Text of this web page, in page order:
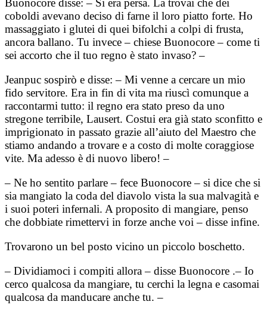
coboldi avevano deciso di farne il loro piatto forte. Ho
massaggiato i glutei di quei bifolchi a colpi di frusta,
ancora ballano. Tu invece – chiese Buonocore – come ti
sei accorto che il tuo regno è stato invaso? –
Jeanpuc sospirò e disse: – Mi venne a cercare un mio
fido servitore. Era in fin di vita ma riuscì comunque a
raccontarmi tutto: il regno era stato preso da uno
stregone terribile, Lausert. Costui era già stato sconfitto e
imprigionato in passato grazie all’aiuto del Maestro che
stiamo andando a trovare e a costo di molte coraggiose
vite. Ma adesso è di nuovo libero! –
– Ne ho sentito parlare – fece Buonocore – si dice che si
sia mangiato la coda del diavolo vista la sua malvagità e
i suoi poteri infernali. A proposito di mangiare, penso
che dobbiate rimettervi in forze anche voi – disse infine.
Trovarono un bel posto vicino un piccolo boschetto.
– Dividiamoci i compiti allora – disse Buonocore .– Io
cerco qualcosa da mangiare, tu cerchi la legna e casomai
qualcosa da manducare anche tu. –